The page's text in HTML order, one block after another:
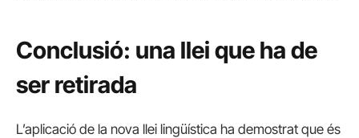
Conclusió: una llei que ha de
ser retirada
L’aplicació de la nova llei lingüística ha demostrat que és